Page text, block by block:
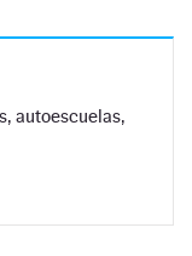
autoescuelas,